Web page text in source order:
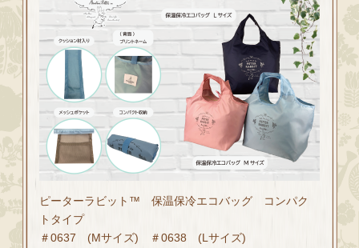
ピーターラビット™ 保温保冷エコバッグ コンパク
トタイプ
＃0637 (Mサイズ) ＃0638 (Lサイズ)